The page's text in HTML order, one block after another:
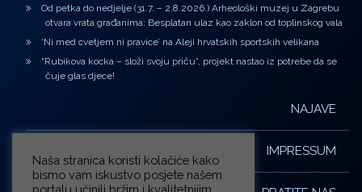
Od petka do nedjelje (31.7. – 2.8.2026.) Arheološki muzej u Zagrebu
otvara vrata građanima: Besplatan ulaz kao zaklon od toplinskog vala
‘Ni med cvetjem ni pravice’ na Aleji hrvatskih sportskih velikana
“Rubikova kocka – složi svoju priču”, projekt nastao iz potrebe da se
čuje glas djece!
NAJAVE
IMPRESSUM
Naša stranica koristi kolačiće kako
bismo vam iskustvo posjete našem
portalu učinili bržim i kvalitetnijim.